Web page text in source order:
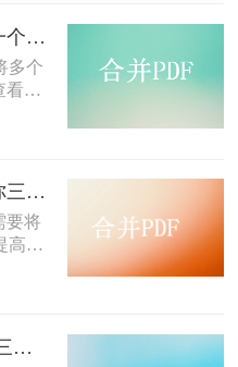
并
怎么把多个pdf文件合并成一个？试试看这二种转换方式！
多个
看、
文件
用
pdf发票如何合并打印？教你三种简单合并方法！
要将
高工
如
并
怎么把pdf合并成一个pdf？三种方法教你快速合并pdf！